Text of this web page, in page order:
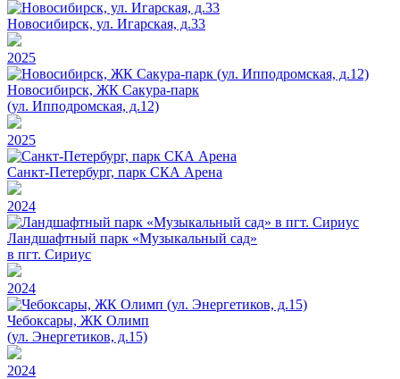
Новосибирск, ул. Игарская, д.33
2025
Новосибирск, ЖК Сакура-парк
(ул. Ипподромская, д.12)
2025
Санкт-Петербург, парк СКА Арена
2024
Ландшафтный парк «Музыкальный сад»
в пгт. Сириус
2024
Чебоксары, ЖК Олимп
(ул. Энергетиков, д.15)
2024